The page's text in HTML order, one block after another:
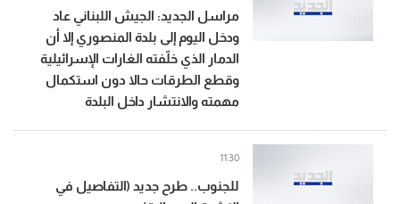
مراسل الجديد: الجيش اللبناني عاد
ودخل اليوم إلى بلدة المنصوري إلا أن
الدمار الذي خلّفته الغارات الإسرائيلية
وقطع الطرقات حالا دون استكمال
مهمته والانتشار داخل البلدة
للجنوب.. طرح جديد (التفاصيل في
11:30